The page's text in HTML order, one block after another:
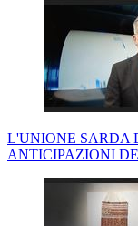
L'UNIONE SARDA
ANTICIPAZIONI